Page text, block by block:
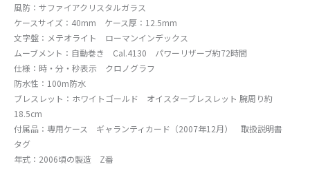
風防：サファイアクリスタルガラス
ケースサイズ：40mm ケース厚：12.5mm
文字盤：メテオライト ローマンインデックス
ムーブメント：自動巻き Cal.4130 パワーリザーブ約72時間
仕様：時・分・秒表示 クロノグラフ
防水性：100m防水
ブレスレット：ホワイトゴールド オイスターブレスレット 腕周り約
18.5cm
付属品：専用ケース ギャランティカード（2007年12月） 取扱説明書
タグ
年式：2006頃の製造 Z番